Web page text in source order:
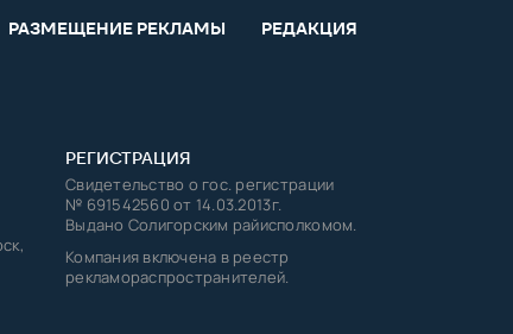
РАЗМЕЩЕНИЕ РЕКЛАМЫ РЕДАКЦИЯ
РЕГИСТРАЦИЯ
Свидетельство о гос. регистрации
№ 691542560 от 14.03.2013г.
Выдано Солигорским райисполкомом.
Компания включена в реестр
рекламораспространителей.